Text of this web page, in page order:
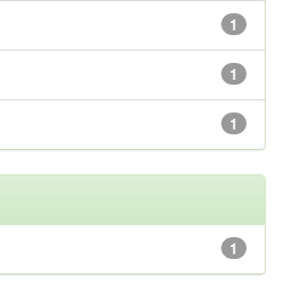
1
1
1
1